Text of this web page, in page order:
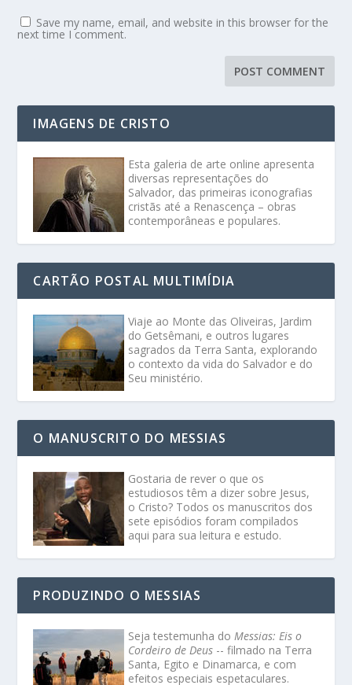
Save my name, email, and website in this browser for the
next time I comment.
IMAGENS DE CRISTO
Esta galeria de arte online apresenta
diversas representações do
Salvador, das primeiras iconografias
cristãs até a Renascença – obras
contemporâneas e populares.
CARTÃO POSTAL MULTIMÍDIA
Viaje ao Monte das Oliveiras, Jardim
do Getsêmani, e outros lugares
sagrados da Terra Santa, explorando
o contexto da vida do Salvador e do
Seu ministério.
O MANUSCRITO DO MESSIAS
Gostaria de rever o que os
estudiosos têm a dizer sobre Jesus,
o Cristo? Todos os manuscritos dos
sete episódios foram compilados
aqui para sua leitura e estudo.
PRODUZINDO O MESSIAS
Seja testemunha do Messias: Eis o
Cordeiro de Deus -- filmado na Terra
Santa, Egito e Dinamarca, e com
efeitos especiais espetaculares.